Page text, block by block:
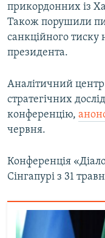
прикордонних із
Також порушили
санкційного тиску
президента.
Аналітичний
стратегічних
конференцію,
червня.
Конференція
Сінгапурі з 31